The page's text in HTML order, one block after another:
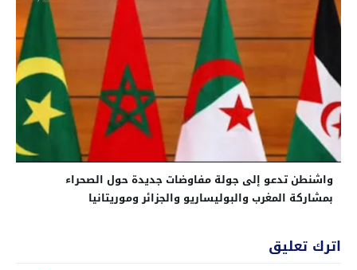
واشنطن تدعو إلى جولة مفاوضات جديدة حول الصحراء
بمشاركة المغرب والبوليساريو والجزائر وموريتانيا
اترك تعليق